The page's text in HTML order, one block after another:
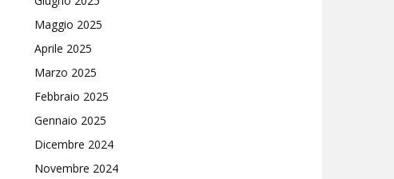
Maggio 2025
Aprile 2025
Marzo 2025
Febbraio 2025
Gennaio 2025
Dicembre 2024
Novembre 2024